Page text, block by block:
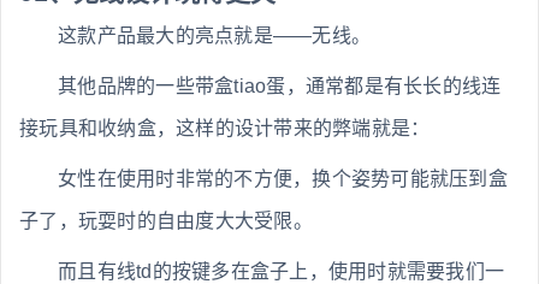
这款产品最大的亮点就是——无线。
其他品牌的一些带盒tiao蛋，通常都是有长长的线连
接玩具和收纳盒，这样的设计带来的弊端就是：
女性在使用时非常的不方便，换个姿势可能就压到盒
子了，玩耍时的自由度大大受限。
而且有线td的按键多在盒子上，使用时就需要我们一